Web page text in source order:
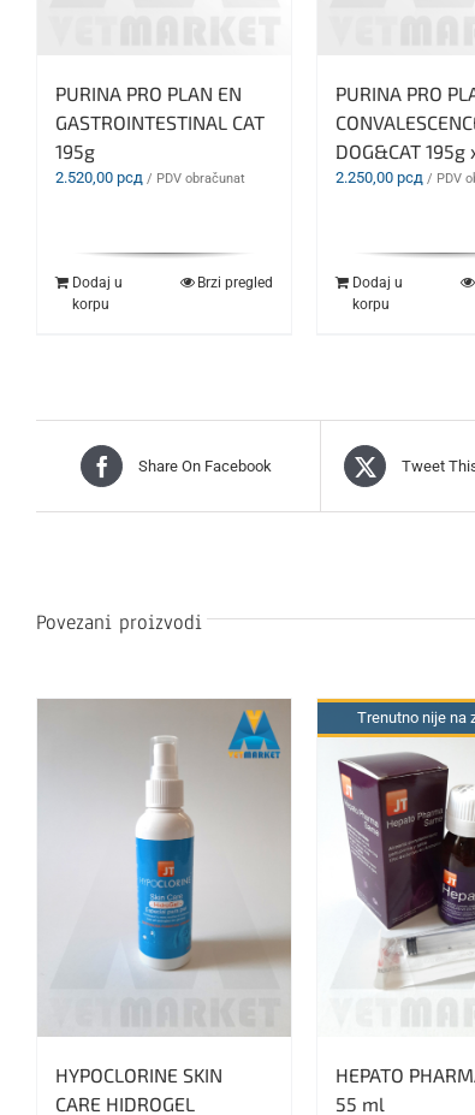
PURINA PRO PLAN EN
GASTROINTESTINAL CAT
195g
2.520,00 рсд / PDV obračunat
Dodaj u
korpu
Brzi pregled
PURINA PRO
DOG&CAT 195g
2.250,00 рсд / PDV
Dodaj u
korpu
Share On Facebook Tweet
Povezani proizvodi
HYPOCLORINE SKIN
CARE HIDROGEL
Trenutno nije na
HEPATO
55 ml